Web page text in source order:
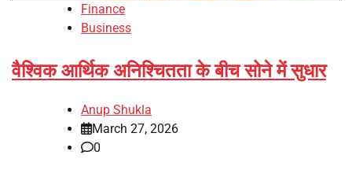
Finance
Business
वैश्विक आर्थिक अनिश्चितता के बीच सोने में सुधार
Anup Shukla
March 27, 2026
0